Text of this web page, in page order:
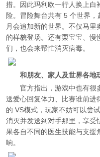
措。因此玛利欧一行人换上白
险。冒险舞台共有 5 个世界
月会追加新的世界。不仅马
的样貌登场。还有栗宝宝、
们，也会来帮忙消灭病毒。
和朋友、家人及世界各地
官方指出，游戏中也有很
送爱心回复体力、比赛谁前进
的 VS模式，玩家不妨可以尝
消灭并发送到对手那里，享受
果各自不同的医生技能与支援
响。